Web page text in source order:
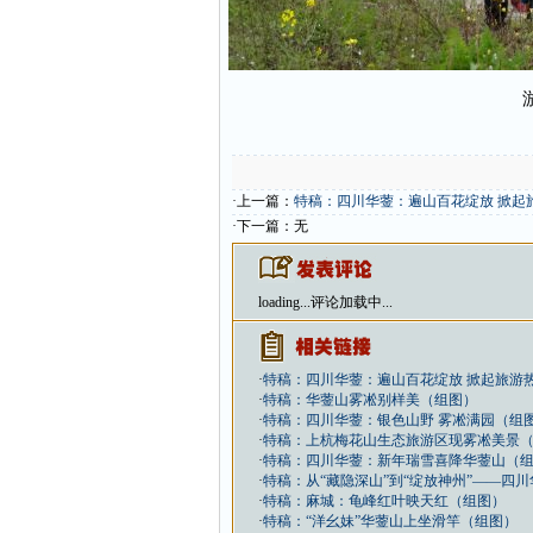
·上一篇： 特稿：四川华蓥：遍山百花绽放 掀起
·下一篇：无
loading...评论加载中...
·特稿：四川华蓥：遍山百花绽放 掀起旅游
·特稿：华蓥山雾凇别样美（组图）
·特稿：四川华蓥：银色山野 雾凇满园（组
·特稿：上杭梅花山生态旅游区现雾凇美景
·特稿：四川华蓥：新年瑞雪喜降华蓥山（
·特稿：从“藏隐深山”到“绽放神州”——四
·特稿：麻城：龟峰红叶映天红（组图）
·特稿：“洋幺妹”华蓥山上坐滑竿（组图）